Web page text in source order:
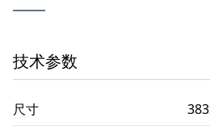
技术参数
尺寸